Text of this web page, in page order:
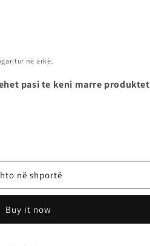
në arkë.
pasi te keni marre produktet
në shportë
Buy it now